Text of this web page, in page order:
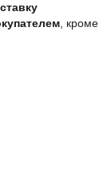
, кроме